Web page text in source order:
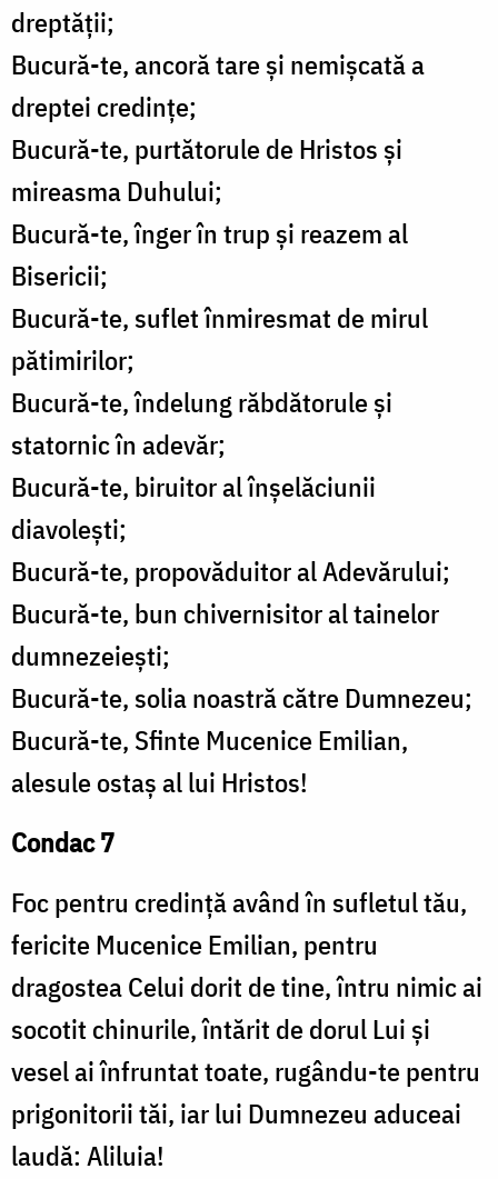
dreptății;
Bucură-te, ancoră tare și nemișcată a
dreptei credințe;
Bucură-te, purtătorule de Hristos și
mireasma Duhului;
Bucură-te, înger în trup și reazem al
Bisericii;
Bucură-te, suflet înmiresmat de mirul
pătimirilor;
Bucură-te, îndelung răbdătorule și
statornic în adevăr;
Bucură-te, biruitor al înșelăciunii
diavolești;
Bucură-te, propovăduitor al Adevărului;
Bucură-te, bun chivernisitor al tainelor
dumnezeiești;
Bucură-te, solia noastră către Dumnezeu;
Bucură-te, Sfinte Mucenice Emilian,
alesule ostaș al lui Hristos!
Condac 7
Foc pentru credință având în sufletul tău,
fericite Mucenice Emilian, pentru
dragostea Celui dorit de tine, întru nimic ai
socotit chinurile, întărit de dorul Lui și
vesel ai înfruntat toate, rugându-te pentru
prigonitorii tăi, iar lui Dumnezeu aduceai
laudă: Aliluia!